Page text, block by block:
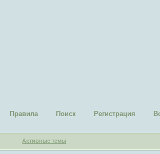
Правила Поиск Регистрация
Активные темы